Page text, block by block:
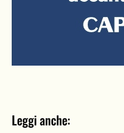
Leggi anche: